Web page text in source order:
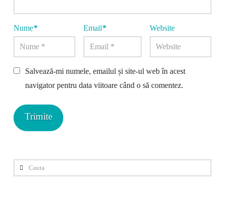
Nume* Email* Website
Salvează-mi numele, emailul și site-ul web în acest
navigator pentru data viitoare când o să comentez.
Cauta